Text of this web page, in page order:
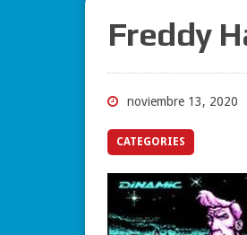
Freddy
noviembre 13, 2020
CATEGORIES